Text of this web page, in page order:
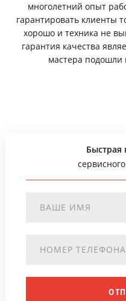
многолетний опыт
гарантировать клиенты
хорошо и техника не
гарантия качества
мастера подошли
Быстрая